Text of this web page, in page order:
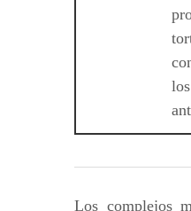
Los complejos